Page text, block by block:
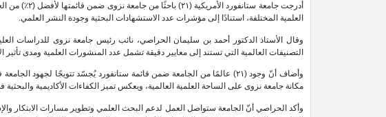
العلمية المختلفة، استنادًا إلى مؤشرات عدد الاستشهادات البحثية وجودة النشر العلمي.
وقال الأستاذ الدكتور أحمد بن سليمان الحراصي، نائب رئيس جامعة نزوى للدراسات
التصنيفات العالمية التي تستند إلى معايير دقيقة تشمل عدد المنشورات العلمية ومدى تأثير
وأضاف أنّ وجود (٢١) عالمًا من الجامعة ضمن قائمة ستانفورد يُجسّد تتويجًا
مكانة جامعة نزوى على الساحة العلمية العالمية، ويعكس تميز الكفاءات الأكاديمية
وأكد الحراصي أنّ الجامعة ستواصل العمل لدعم البحث العلمي وتطوير مسارات الابتكار